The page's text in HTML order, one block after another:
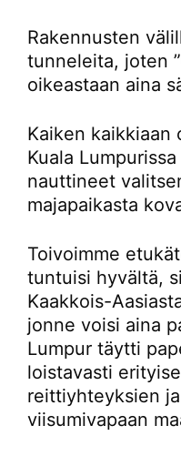
Rakennusten
tunneleita, joten
oikeastaan aina
Kaiken kaikkiaan
Kuala
nauttineet
majapaikasta
Toivoimme
tuntuisi hyvältä,
Kaakkois-
jonne voisi aina
Lumpur täytti
loistavasti
reittiyhteyksien
viisumivapaan